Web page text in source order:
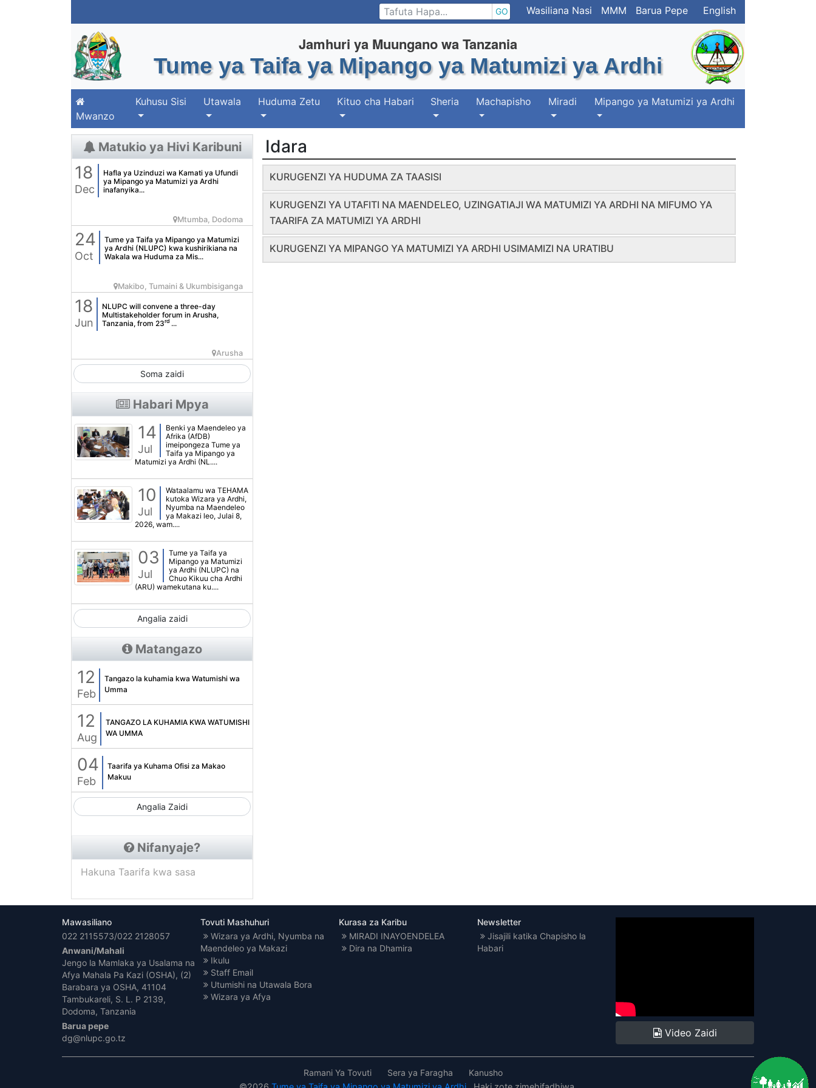
GO Wasiliana Nasi MMM Barua Pepe English
Jamhuri ya Muungano wa Tanzania
Tume ya Taifa ya Mipango ya Matumizi ya Ardhi
Mwanzo
Kuhusu Sisi Utawala Huduma Zetu Kituo cha Habari Sheria Machapisho Miradi Mipango ya Matumizi ya Ardhi
Matukio ya Hivi Karibuni
18
Dec
Hafla ya Uzinduzi wa Kamati ya Ufundi
ya Mipango ya Matumizi ya Ardhi
inafanyika...
Mtumba, Dodoma
24
Oct
Tume ya Taifa ya Mipango ya Matumizi
ya Ardhi (NLUPC) kwa kushirikiana na
Wakala wa Huduma za Mis...
Makibo, Tumaini & Ukumbisiganga
18
Jun
NLUPC will convene a three-day
Multistakeholder forum in Arusha,
Tanzania, from 23rd ...
Arusha
Soma zaidi
Habari Mpya
14
Jul
Benki ya Maendeleo ya
Afrika (AfDB)
imeipongeza Tume ya
Taifa ya Mipango ya
Matumizi ya Ardhi (NL....
10
Jul
Wataalamu wa TEHAMA
kutoka Wizara ya Ardhi,
Nyumba na Maendeleo
ya Makazi leo, Julai 8,
2026, wam....
03
Jul
Tume ya Taifa ya
Mipango ya Matumizi
ya Ardhi (NLUPC) na
Chuo Kikuu cha Ardhi
(ARU) wamekutana ku....
Angalia zaidi
Matangazo
12
Feb
Tangazo la kuhamia kwa Watumishi wa
Umma
12
Aug
TANGAZO LA KUHAMIA KWA WATUMISHI
WA UMMA
04
Feb
Taarifa ya Kuhama Ofisi za Makao
Makuu
Angalia Zaidi
Nifanyaje?
Hakuna Taarifa kwa sasa
Idara
KURUGENZI YA HUDUMA ZA TAASISI
KURUGENZI YA UTAFITI NA MAENDELEO, UZINGATIAJI WA MATUMIZI YA ARDHI NA MIFUMO YA
TAARIFA ZA MATUMIZI YA ARDHI
KURUGENZI YA MIPANGO YA MATUMIZI YA ARDHI USIMAMIZI NA URATIBU
Mawasiliano
022 2115573/022 2128057
Anwani/Mahali
Jengo la Mamlaka ya Usalama na
Afya Mahala Pa Kazi (OSHA), (2)
Barabara ya OSHA, 41104
Tambukareli, S. L. P 2139,
Dodoma, Tanzania
Barua pepe
dg@nlupc.go.tz
Tovuti Mashuhuri
Wizara ya Ardhi, Nyumba na
Maendeleo ya Makazi
Ikulu
Staff Email
Utumishi na Utawala Bora
Wizara ya Afya
Kurasa za Karibu
MIRADI INAYOENDELEA
Dira na Dhamira
Newsletter
Jisajili katika Chapisho la
Habari
Video Zaidi
Ramani Ya Tovuti Sera ya Faragha
Kanusho